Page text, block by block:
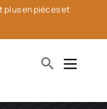
plus en pièces et